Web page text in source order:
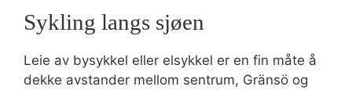
Sykling langs sjøen
Leie av bysykkel eller elsykkel er en fin måte å
dekke avstander mellom sentrum, Gränsö og